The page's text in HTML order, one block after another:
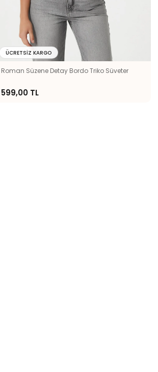
Roman Süzene Detay Bordo Triko Süveter
599,00 TL
ÜCRETSIZ KARGO